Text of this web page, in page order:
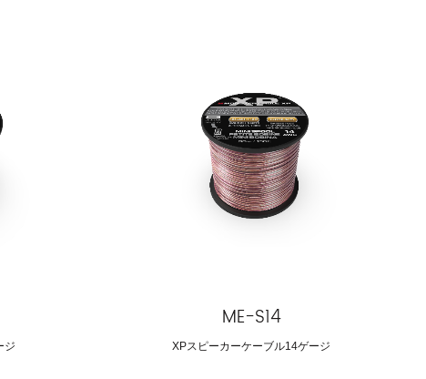
ジ
ME-S14
XPスピーカーケーブル14ゲージ